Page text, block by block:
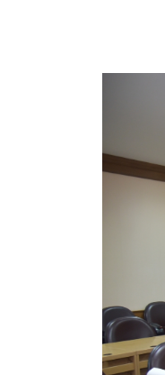
ประกาศจัดซื้อ
ประกาศจัดซื้อ-
รายงานผู้ใช้บ
นโยบายคุ้มค
ผลงาน